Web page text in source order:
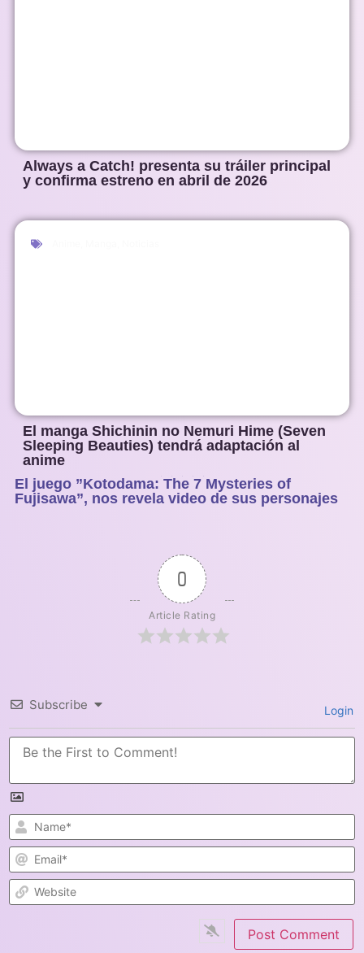
Always a Catch! presenta su tráiler principal
y confirma estreno en abril de 2026
El manga Shichinin no Nemuri Hime (Seven
Sleeping Beauties) tendrá adaptación al
anime
El juego ”Kotodama: The 7 Mysteries of
Fujisawa”, nos revela video de sus personajes
0
Article Rating
Subscribe Login